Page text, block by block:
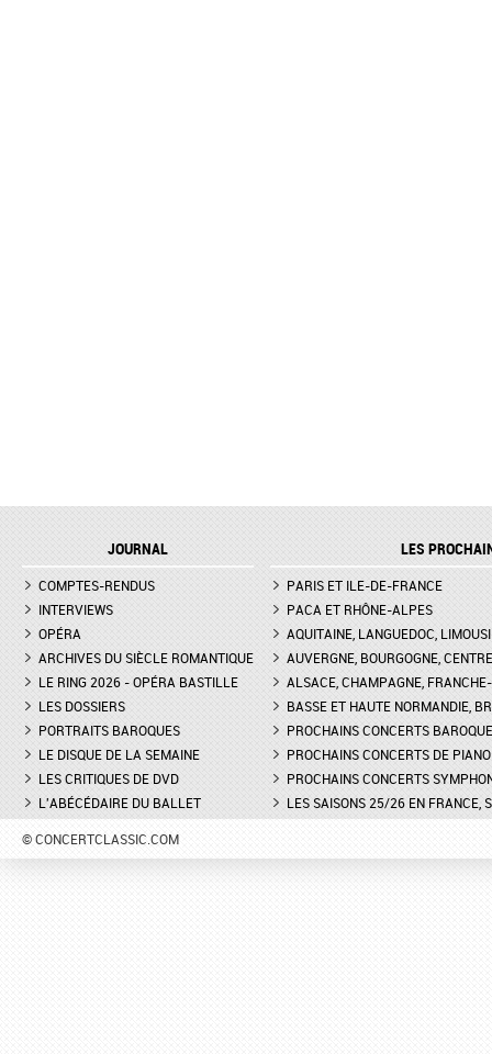
JOURNAL
COMPTES-RENDUS
INTERVIEWS
OPÉRA
ARCHIVES DU SIÈCLE ROMANTIQUE
LE RING 2026 - OPÉRA BASTILLE
LES DOSSIERS
PORTRAITS BAROQUES
LE DISQUE DE LA SEMAINE
LES CRITIQUES DE DVD
L'ABÉCÉDAIRE DU BALLET
LES
PARIS ET ILE-DE-FRANCE
PACA ET RHÔNE-ALPES
AQUITAINE, LANGUEDOC,
AUVERGNE, BOURGOGNE, CENTRE
ALSACE, CHAMPAGNE,
BASSE ET HAUTE NORMANDIE,
PROCHAINS CONCERTS
PROCHAINS CONCERTS DE PIANO
PROCHAINS CONCERTS
LES SAISONS 25/26 EN FRANCE,
© CONCERTCLASSIC.COM